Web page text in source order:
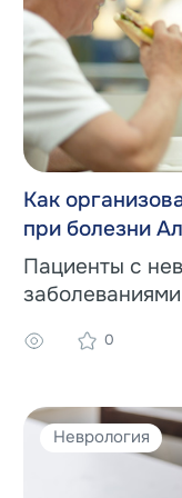
Как
при болезни
Пациенты с
0
Неврология